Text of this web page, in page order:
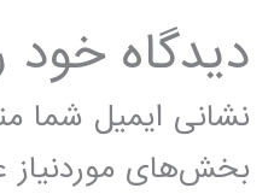
دیدگاه‌ خود
نشانی ایمیل شما
بخش‌های موردنیاز